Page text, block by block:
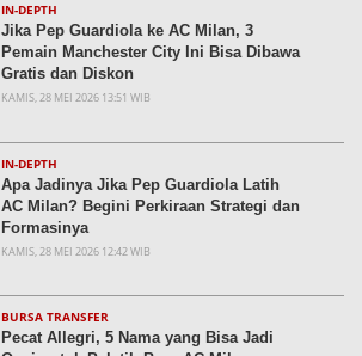
IN-DEPTH
Jika Pep Guardiola ke AC Milan, 3
Pemain Manchester City Ini Bisa Dibawa
Gratis dan Diskon
KAMIS, 28 MEI 2026 13:51 WIB
IN-DEPTH
Apa Jadinya Jika Pep Guardiola Latih
AC Milan? Begini Perkiraan Strategi dan
Formasinya
KAMIS, 28 MEI 2026 12:42 WIB
BURSA TRANSFER
Pecat Allegri, 5 Nama yang Bisa Jadi